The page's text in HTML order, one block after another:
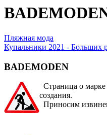
Пляжная мода
Купальники 2021 - Больших
BADEMODEN
Страница о
создания.
Приносим
Команда